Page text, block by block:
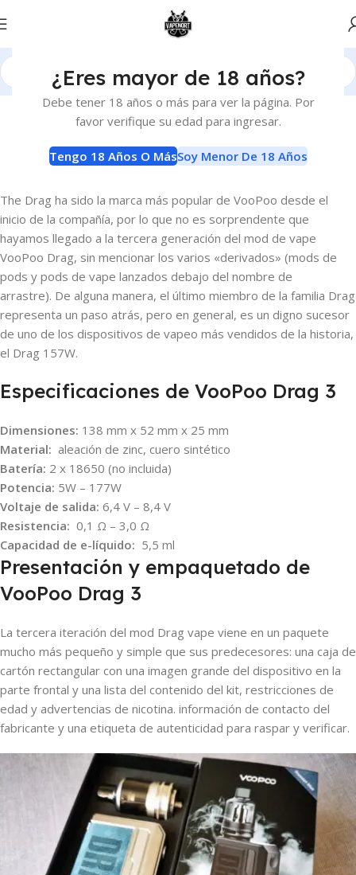
¿Eres mayor de 18 años?
Debe tener 18 años o más para ver la página. Por
favor verifique su edad para ingresar.
Tengo 18 Años O MásSoy Menor De 18 Años
BLOG
Revisión de Voopoo Drag 3
ianyerenyenActivado 8 de septiembre de 2021
The Drag ha sido la marca más popular de VooPoo desde el
inicio de la compañía, por lo que no es sorprendente que
hayamos llegado a la tercera generación del mod de vape
VooPoo Drag, sin mencionar los varios «derivados» (mods de
pods y pods de vape lanzados debajo del nombre de
arrastre). De alguna manera, el último miembro de la familia Drag
representa un paso atrás, pero en general, es un digno sucesor
de uno de los dispositivos de vapeo más vendidos de la historia,
el Drag 157W.
Especificaciones de VooPoo Drag 3
Dimensiones: 138 mm x 52 mm x 25 mm
Material: aleación de zinc, cuero sintético
Batería: 2 x 18650 (no incluida)
Potencia: 5W – 177W
Voltaje de salida: 6,4 V – 8,4 V
Resistencia: 0,1 Ω – 3,0 Ω
Capacidad de e-líquido: 5,5 ml
Presentación y empaquetado de
VooPoo Drag 3
La tercera iteración del mod Drag vape viene en un paquete
mucho más pequeño y simple que sus predecesores: una caja de
cartón rectangular con una imagen grande del dispositivo en la
parte frontal y una lista del contenido del kit, restricciones de
edad y advertencias de nicotina. información de contacto del
fabricante y una etiqueta de autenticidad para raspar y verificar.